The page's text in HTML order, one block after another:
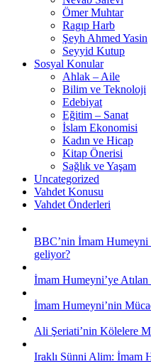
Ömer Muhtar
Ragıp Harb
Şeyh Ahmed Yasin
Seyyid Kutup
Sosyal Konular
Ahlak – Aile
Bilim ve Teknoloji
Edebiyat
Eğitim – Sanat
İslam Ekonomisi
Kadın ve Hicap
Kitap Önerisi
Sağlık ve Yaşam
Uncategorized
Vahdet Konusu
Vahdet Önderleri
BBC’nin İmam Humeyni
geliyor?
İmam Humeyni’ye
İmam Humeyni’nin
Ali Şeriati’nin Kölelere
Iraklı Sünni Alim: İmam